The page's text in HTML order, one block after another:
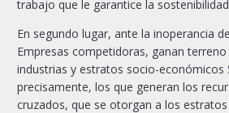
trabajo que le garantice la
En segundo lugar, ante la inoperancia
Empresas competidoras, ganan
industrias y estratos socio-económicos
precisamente, los que generan los
cruzados, que se otorgan a los